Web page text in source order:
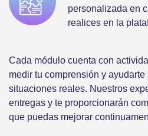
personalizada en
realices en la
Cada módulo cuenta con
medir tu comprensión y
situaciones reales. Nuestros
entregas y te proporcionarán
que puedas mejorar